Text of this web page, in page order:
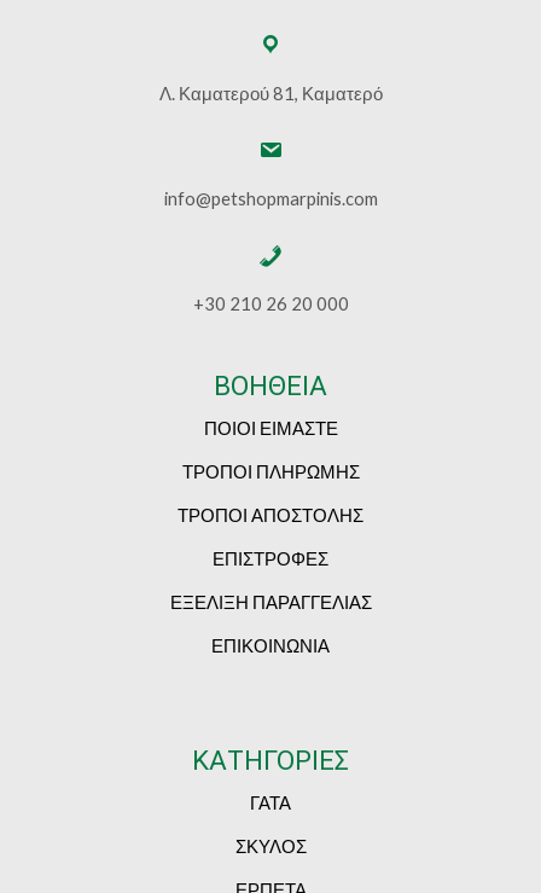
Λ. Καματερού 81, Καματερό
info@petshopmarpinis.com
+30 210 26 20 000
ΒΟΗΘΕΙΑ
ΠΟΙΟΙ ΕΙΜΑΣΤΕ
ΤΡΟΠΟΙ ΠΛΗΡΩΜΗΣ
ΤΡΟΠΟΙ ΑΠΟΣΤΟΛΗΣ
ΕΠΙΣΤΡΟΦΕΣ
ΕΞΕΛΙΞΗ ΠΑΡΑΓΓΕΛΙΑΣ
ΕΠΙΚΟΙΝΩΝΙΑ
ΚΑΤΗΓΟΡΙΕΣ
ΓΑΤΑ
ΣΚΥΛΟΣ